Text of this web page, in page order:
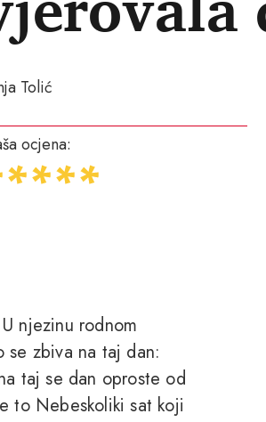
Tolić
ocjena:
njezinu rodnom
se zbiva na taj dan:
taj se dan oproste od
to Nebeskoliki sat koji